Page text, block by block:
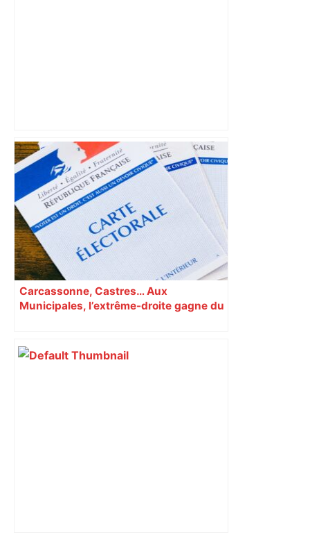
Municipales 2026 à Toulouse : voiture,
métro et train encombrent la campagne
électorale – – Le Mans.maville.com
Carcassonne, Castres… Aux
Municipales, l’extrême-droite gagne du